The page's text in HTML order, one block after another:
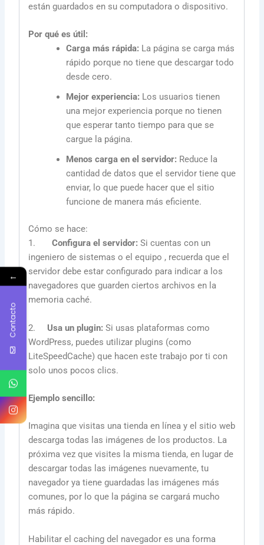
están guardados en su computadora o dispositivo.
Por qué es útil:
Carga más rápida: La página se carga más
rápido porque no tiene que descargar todo
desde cero.
Mejor experiencia: Los usuarios tienen
una mejor experiencia porque no tienen
que esperar tanto tiempo para que se
cargue la página.
Menos carga en el servidor: Reduce la
cantidad de datos que el servidor tiene que
enviar, lo que puede hacer que el sitio
funcione de manera más eficiente.
Cómo se hace:
1.Configura el servidor:Si cuentas con un
ingeniero de sistemas o el equipo , recuerda que el
servidor debe estar configurado para indicar a los
navegadores que guarden ciertos archivos en la
memoria caché.
2. Usa un plugin:Si usas plataformas como
WordPress, puedes utilizar plugins (como
LiteSpeedCache) que hacen este trabajo por ti con
solo unos pocos clics.
Ejemplo sencillo:
Imagina que visitas una tienda en línea y el sitio web
descarga todas las imágenes de los productos. La
próxima vez que visites la misma tienda, en lugar de
descargar todas las imágenes nuevamente, tu
navegador ya tiene guardadas las imágenes más
comunes, por lo que la página se cargará mucho
más rápido.
Habilitar el caching del navegador es una forma
←
Contacto